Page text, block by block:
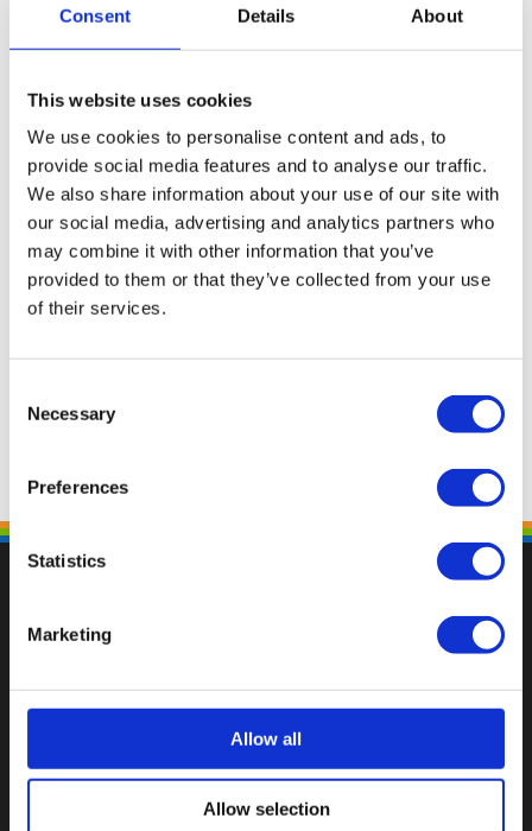
Consent Details About
This website uses cookies
We use cookies to personalise content and ads, to
provide social media features and to analyse our traffic.
We also share information about your use of our site with
our social media, advertising and analytics partners who
may combine it with other information that you’ve
provided to them or that they’ve collected from your use
of their services.
Selection
Necessary
Preferences
Statistics
Marketing
Allow all
Allow selection
Bewaar mijn naam, e-mailadres en website
in deze browser voor de volgende keer dat ik
reageer.